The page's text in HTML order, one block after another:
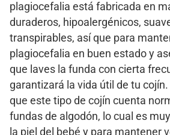
plagiocefalia está fabricada en
duraderos, hipoalergénicos,
transpirables, así que para
plagiocefalia en buen estado y
que laves la funda con cierta
garantizará la vida útil de tu
que este tipo de cojín cuenta
fundas de algodón, lo cual es
la piel del bebé y para mantener